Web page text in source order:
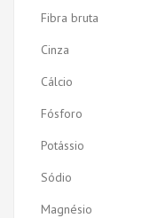
Fibra bruta
Cinza
Cálcio
Fósforo
Potássio
Sódio
Magnésio